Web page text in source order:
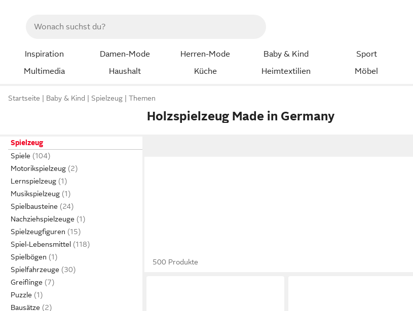
Inspiration Damen-Mode Herren-Mode Baby & Kind Sport
Multimedia
Haushalt Küche Heimtextilien Möbel
Startseite Baby & Kind Spielzeug Themen
Holzspielzeug Made in Germany
Spielzeug
Spiele
Motorikspielzeug
Lernspielzeug
Musikspielzeug
Spielbausteine
Nachziehspielzeuge
Spielzeugfiguren
Spiel-Lebensmittel
Spielbögen
Spielfahrzeuge
Greiflinge
Puzzle
Bausätze
500 Produkte